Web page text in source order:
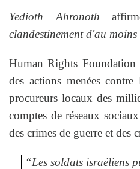
Yedioth Ahronoth
clandestinement d'au
Human Rights
des actions menées
procureurs locaux des
comptes de réseaux
des crimes de guerre et des
“Les soldats israéliens